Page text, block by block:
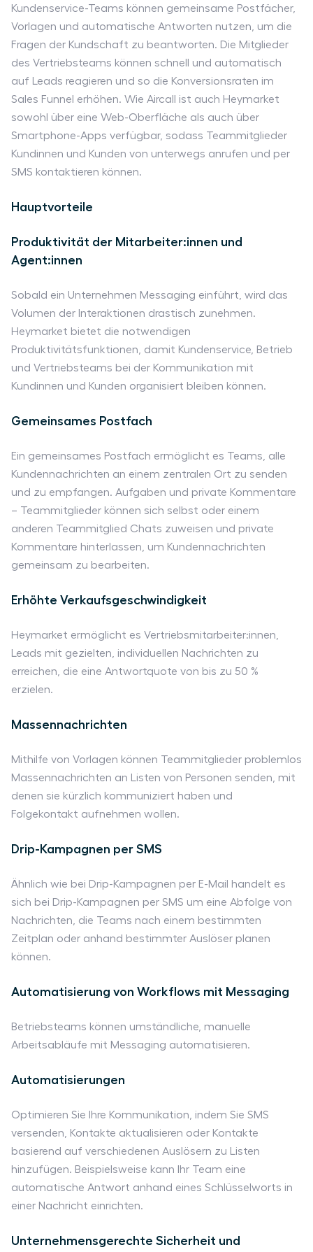
Kundenservice-Teams können gemeinsame Postfächer,
Vorlagen und automatische Antworten nutzen, um die
Fragen der Kundschaft zu beantworten. Die Mitglieder
des Vertriebsteams können schnell und automatisch
auf Leads reagieren und so die Konversionsraten im
Sales Funnel erhöhen. Wie Aircall ist auch Heymarket
sowohl über eine Web-Oberfläche als auch über
Smartphone-Apps verfügbar, sodass Teammitglieder
Kundinnen und Kunden von unterwegs anrufen und per
SMS kontaktieren können.
Hauptvorteile
Produktivität der Mitarbeiter:innen und
Agent:innen
Sobald ein Unternehmen Messaging einführt, wird das
Volumen der Interaktionen drastisch zunehmen.
Heymarket bietet die notwendigen
Produktivitätsfunktionen, damit Kundenservice, Betrieb
und Vertriebsteams bei der Kommunikation mit
Kundinnen und Kunden organisiert bleiben können.
Gemeinsames Postfach
Ein gemeinsames Postfach ermöglicht es Teams, alle
Kundennachrichten an einem zentralen Ort zu senden
und zu empfangen. Aufgaben und private Kommentare
– Teammitglieder können sich selbst oder einem
anderen Teammitglied Chats zuweisen und private
Kommentare hinterlassen, um Kundennachrichten
gemeinsam zu bearbeiten.
Erhöhte Verkaufsgeschwindigkeit
Heymarket ermöglicht es Vertriebsmitarbeiter:innen,
Leads mit gezielten, individuellen Nachrichten zu
erreichen, die eine Antwortquote von bis zu 50 %
erzielen.
Massennachrichten
Mithilfe von Vorlagen können Teammitglieder problemlos
Massennachrichten an Listen von Personen senden, mit
denen sie kürzlich kommuniziert haben und
Folgekontakt aufnehmen wollen.
Drip-Kampagnen per SMS
Ähnlich wie bei Drip-Kampagnen per E-Mail handelt es
sich bei Drip-Kampagnen per SMS um eine Abfolge von
Nachrichten, die Teams nach einem bestimmten
Zeitplan oder anhand bestimmter Auslöser planen
können.
Automatisierung von Workflows mit Messaging
Betriebsteams können umständliche, manuelle
Arbeitsabläufe mit Messaging automatisieren.
Automatisierungen
Optimieren Sie Ihre Kommunikation, indem Sie SMS
versenden, Kontakte aktualisieren oder Kontakte
basierend auf verschiedenen Auslösern zu Listen
hinzufügen. Beispielsweise kann Ihr Team eine
automatische Antwort anhand eines Schlüsselworts in
einer Nachricht einrichten.
Unternehmensgerechte Sicherheit und